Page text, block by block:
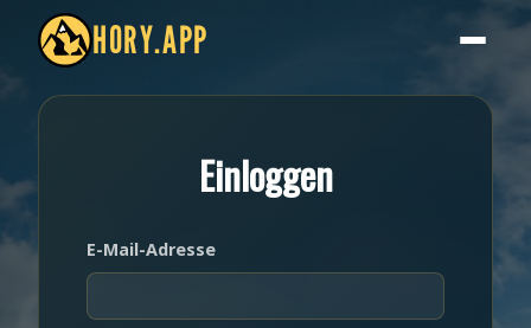
HORY.APP
Einloggen
E-Mail-Adresse